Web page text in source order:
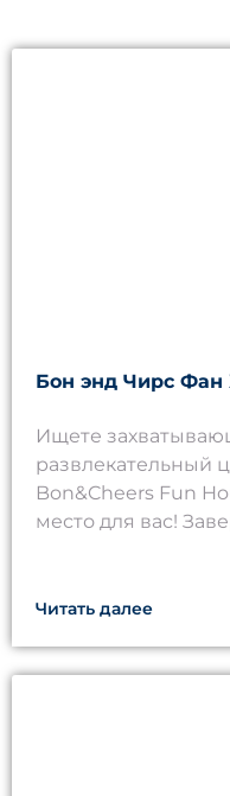
Бон энд Чирс Фан
Ищете
развлекательный
Bon&Cheers Fun
место для вас!
Читать далее